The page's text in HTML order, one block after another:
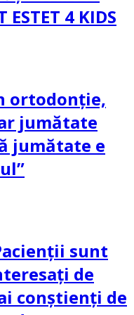
4 KIDS
ortodonție,
jumătate
jumătate e
sunt
de
conștienți de